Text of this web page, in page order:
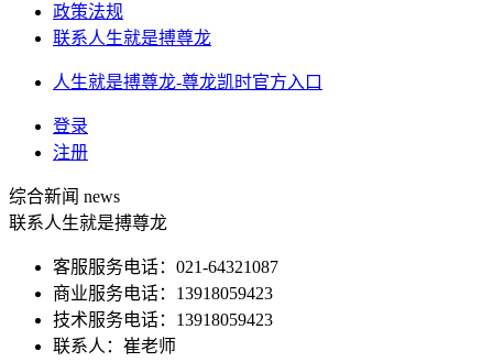
政策法规
联系人生就是搏尊龙
人生就是搏尊龙-尊龙凯时官方入口
登录
注册
综合新闻 news
联系人生就是搏尊龙
客服服务电话：021-64321087
商业服务电话：13918059423
技术服务电话：13918059423
联系人：崔老师